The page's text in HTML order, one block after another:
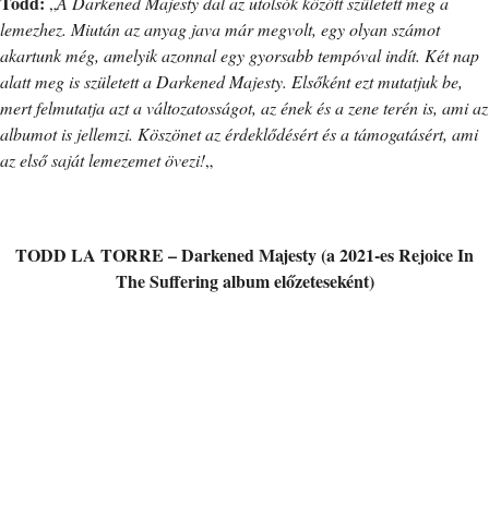
lemezhez. Miután az anyag java már megvolt, egy olyan számot
akartunk még, amelyik azonnal egy gyorsabb tempóval indít. Két nap
alatt meg is született a Darkened Majesty. Elsőként ezt mutatjuk be,
mert felmutatja azt a változatosságot, az ének és a zene terén is, ami az
albumot is jellemzi. Köszönet az érdeklődésért és a támogatásért, ami
az első saját lemezemet övezi!„
TODD LA TORRE – Darkened Majesty (a 2021-es Rejoice In
The Suffering album előzeteseként)